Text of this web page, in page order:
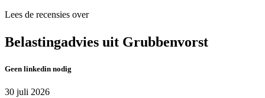
Lees de recensies over
Belastingadvies uit Grubbenvorst
Geen linkedin nodig
30 juli 2026